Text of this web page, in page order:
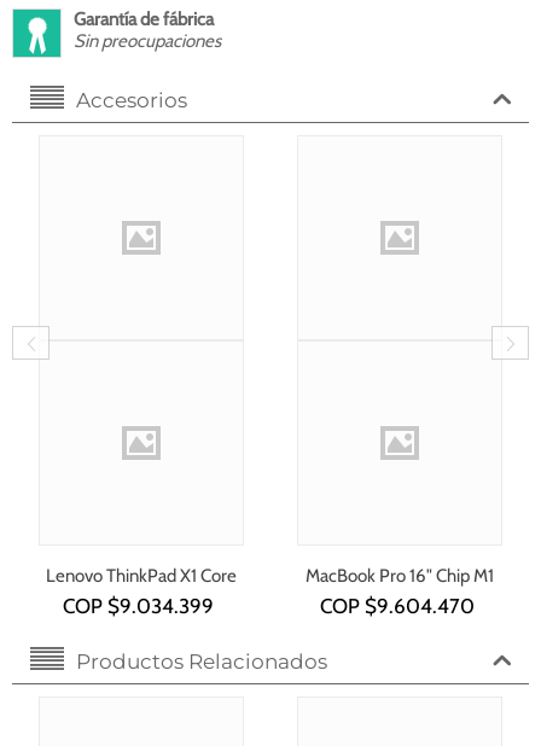
Garantía de fábrica
Sin preocupaciones
Accesorios
Lenovo ThinkPad X1 Core
i7-1355U
COP $9.034.399
MacBook Pro 16" Chip M1
COP $9.604.470
Productos Relacionados